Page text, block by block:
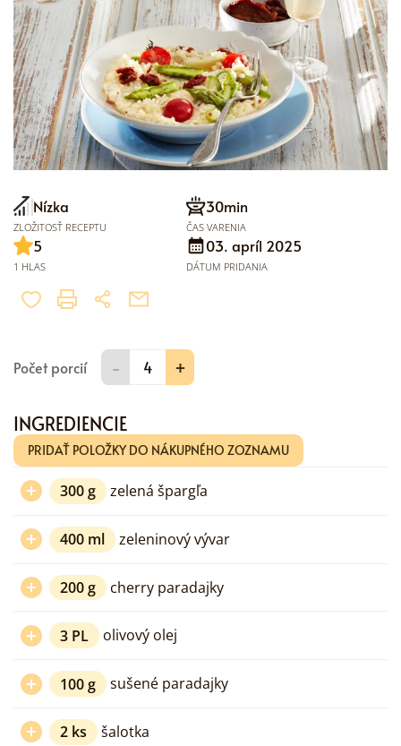
Nízka
ZLOŽITOSŤ RECEPTU
30min
ČAS VARENIA
5
1 HLAS
03. apríl 2025
DÁTUM PRIDANIA
Počet porcií - +
INGREDIENCIE
PRIDAŤ POLOŽKY DO NÁKUPNÉHO ZOZNAMU
300g zelená špargľa
400 ml zeleninový vývar
200g cherry paradajky
3 PL olivový olej
100g sušené paradajky
2 ks šalotka